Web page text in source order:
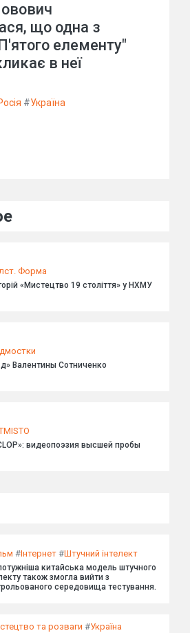
що одна з
елементу"
в неї
#Україна
Форма
«Мистецтво 19 століття» у НХМУ
Валентины Сотниченко
видеопоэзия высшей пробы
#Інтернет #Штучний інтелект
китайська модель штучного
також змогла вийти з
середовища тестування.
та розваги #Україна